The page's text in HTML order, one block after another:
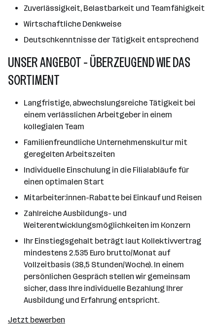
Zuverlässigkeit, Belastbarkeit und Teamfähigkeit
Wirtschaftliche Denkweise
Deutschkenntnisse der Tätigkeit entsprechend
UNSER ANGEBOT - ÜBERZEUGEND WIE DAS
SORTIMENT
Langfristige, abwechslungsreiche Tätigkeit bei
einem verlässlichen Arbeitgeber in einem
kollegialen Team
Familienfreundliche Unternehmenskultur mit
geregelten Arbeitszeiten
Individuelle Einschulung in die Filialabläufe für
einen optimalen Start
Mitarbeiter:innen-Rabatte bei Einkauf und Reisen
Zahlreiche Ausbildungs- und
Weiterentwicklungsmöglichkeiten im Konzern
Ihr Einstiegsgehalt beträgt laut Kollektivvertrag
mindestens 2.535 Euro brutto/Monat auf
Vollzeitbasis (38,5 Stunden/Woche). In einem
persönlichen Gespräch stellen wir gemeinsam
sicher, dass Ihre individuelle Bezahlung Ihrer
Ausbildung und Erfahrung entspricht.
Jetzt bewerben